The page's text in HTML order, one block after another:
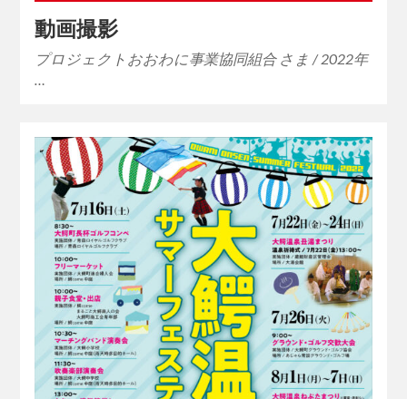
動画撮影
プロジェクトおおわに事業協同組合 さま / 2022年